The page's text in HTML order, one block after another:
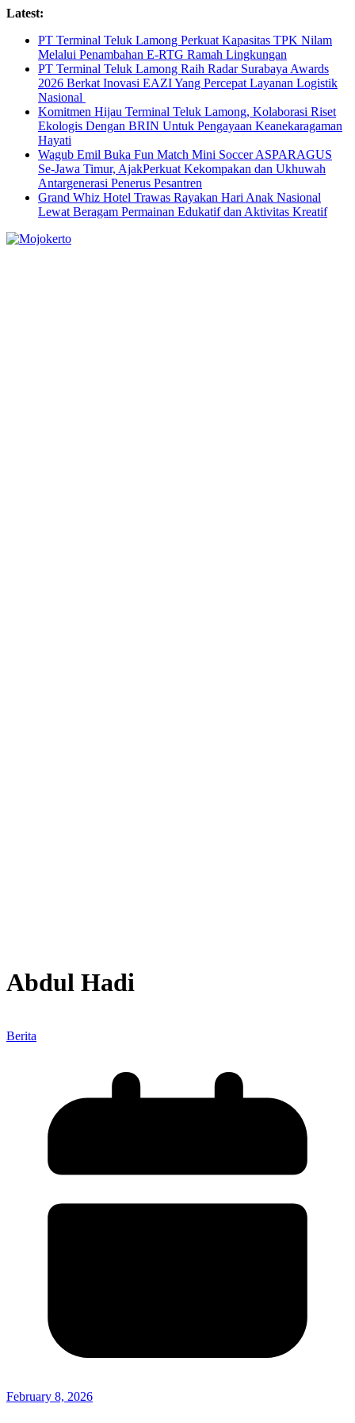
Skip
content
Latest:
PT Terminal Teluk Lamong Perkuat Kapasitas TPK Nilam
Melalui Penambahan E-RTG Ramah Lingkungan
PT Terminal Teluk Lamong Raih Radar Surabaya Awards
2026 Berkat Inovasi EAZI Yang Percepat Layanan Logistik
Nasional
Komitmen Hijau Terminal Teluk Lamong, Kolaborasi Riset
Ekologis Dengan BRIN Untuk Pengayaan Keanekaragaman
Hayati
Wagub Emil Buka Fun Match Mini Soccer ASPARAGUS
Se-Jawa Timur, AjakPerkuat Kekompakan dan Ukhuwah
Antargenerasi Penerus Pesantren
Grand Whiz Hotel Trawas Rayakan Hari Anak Nasional
Lewat Beragam Permainan Edukatif dan Aktivitas Kreatif
Abdul Hadi
Berita
February 8, 2026